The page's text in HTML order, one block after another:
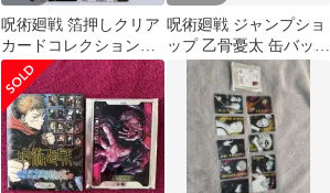
呪術廻戦 箔押しクリア
カードコレクション 4
枚セット
呪術廻戦 ジャンプショ
ップ 乙骨憂太 缶バッジ
ステータスカード ポー